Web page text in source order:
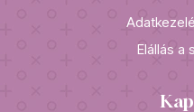
Elállás a